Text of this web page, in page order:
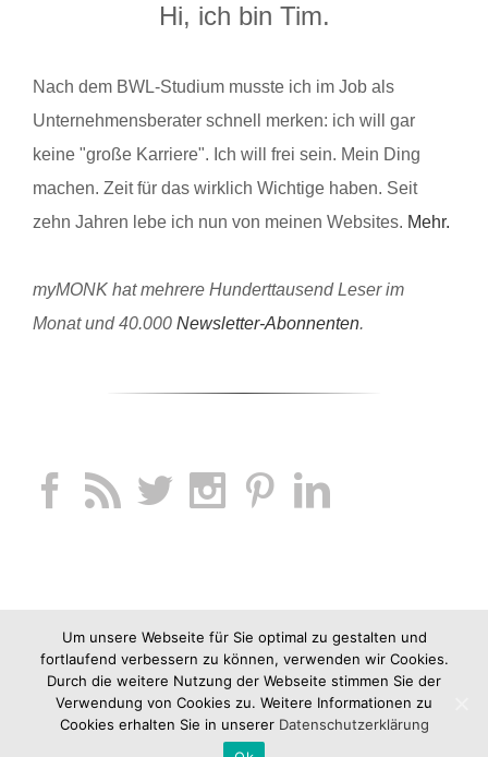
Hi, ich bin Tim.
Nach dem BWL-Studium musste ich im Job als
Unternehmensberater schnell merken: ich will gar
keine "große Karriere". Ich will frei sein. Mein Ding
machen. Zeit für das wirklich Wichtige haben. Seit
zehn Jahren lebe ich nun von meinen Websites. Mehr.
myMONK hat mehrere Hunderttausend Leser im
Monat und 40.000 Newsletter-Abonnenten.
Um unsere Webseite für Sie optimal zu gestalten und
fortlaufend verbessern zu können, verwenden wir Cookies.
Durch die weitere Nutzung der Webseite stimmen Sie der
Verwendung von Cookies zu. Weitere Informationen zu
Cookies erhalten Sie in unserer Datenschutzerklärung